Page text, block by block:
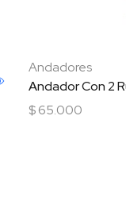
Andadores
Andador Con 2
$65.000